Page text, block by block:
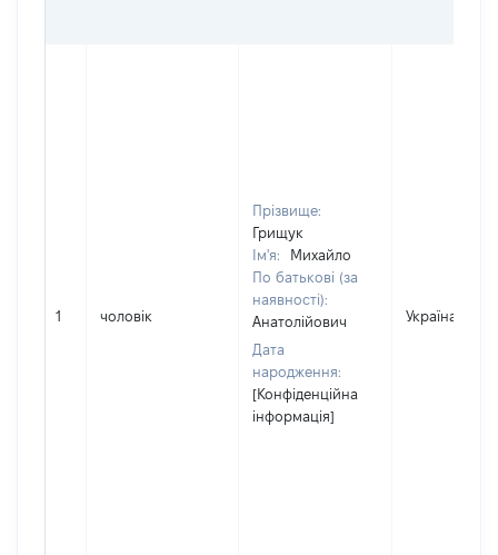
1 чоловік
Прізвище:
Грищук
Ім'я:
Михайло
По батькові (за
наявності):
Анатолійович
Дата
народження:
[Конфіденційна
інформація]
Україна